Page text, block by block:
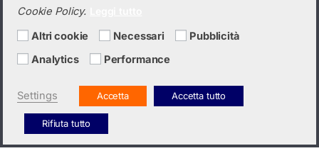
Hai bisogno di un preventivo?
+39 0423 6326
Cookie Policy.
Altri cookie Necessari
Pubblicità
Analytics
Performance
Settings Accetta Accetta tutto
Rifiuta tutto